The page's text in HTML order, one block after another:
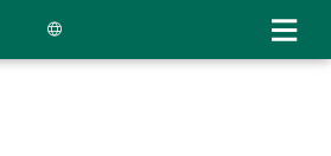
main